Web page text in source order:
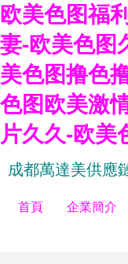
欧美色图福
妻-欧美色图
美色图撸色
色图欧美激
片久久-欧美
成都萬達美供應
首頁 企業簡介